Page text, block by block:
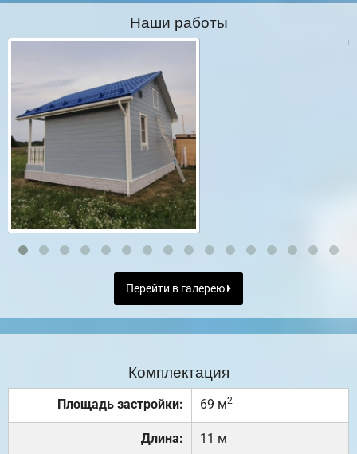
Наши работы
Перейти в галерею
Комплектация
Площадь застройки: 69 м2
Длина: 11 м